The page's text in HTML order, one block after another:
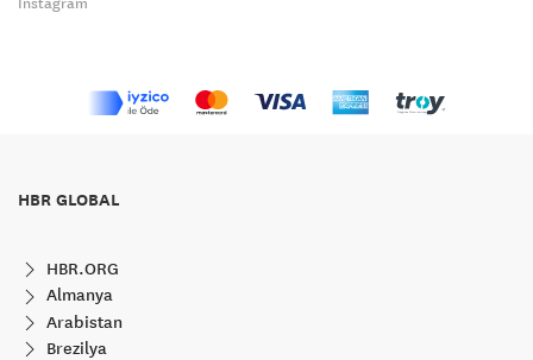
HBR GLOBAL
HBR.ORG
Almanya
Arabistan
Brezilya